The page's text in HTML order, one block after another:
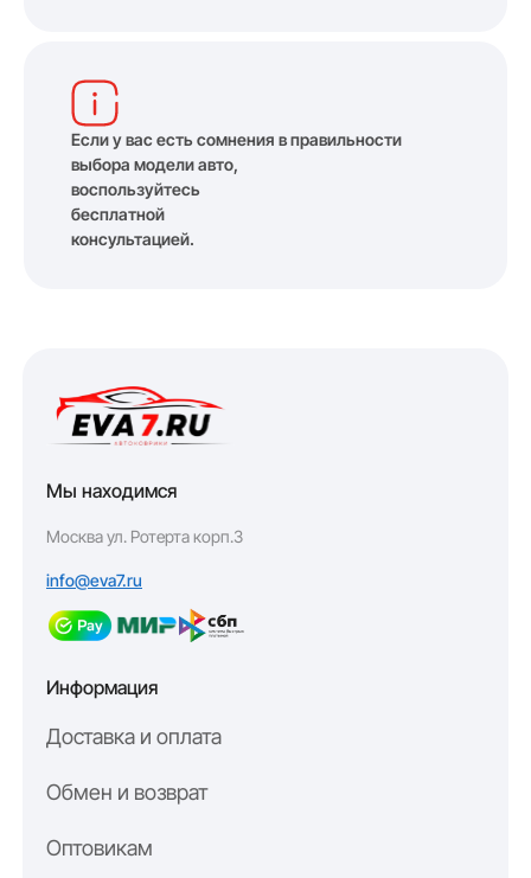
Если у вас есть сомнения в правильности
выбора модели авто,
воспользуйтесь
бесплатной
консультацией.
Мы находимся
Москва ул. Ротерта корп.3
info@eva7.ru
Информация
Доставка и оплата
Обмен и возврат
Оптовикам